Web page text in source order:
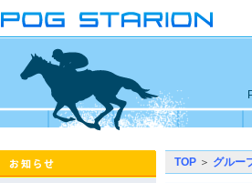
TOP ＞ グルー